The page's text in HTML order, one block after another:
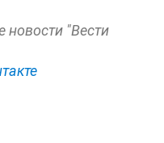
новости "Вести